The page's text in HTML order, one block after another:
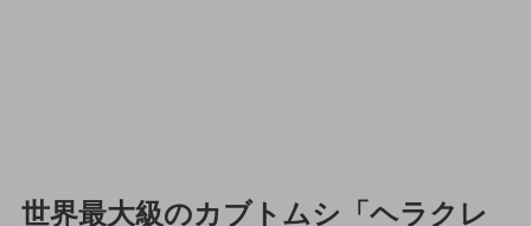
世界最大級のカブトムシ「ヘラクレ